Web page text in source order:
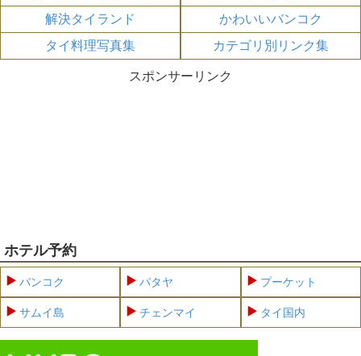
解決タイランド
かわいいバンコク
タイ料理写真集
カテゴリ別リンク集
スポンサーリンク
ホテル予約
バンコク パタヤ プーケット
サムイ島 チェンマイ タイ国内